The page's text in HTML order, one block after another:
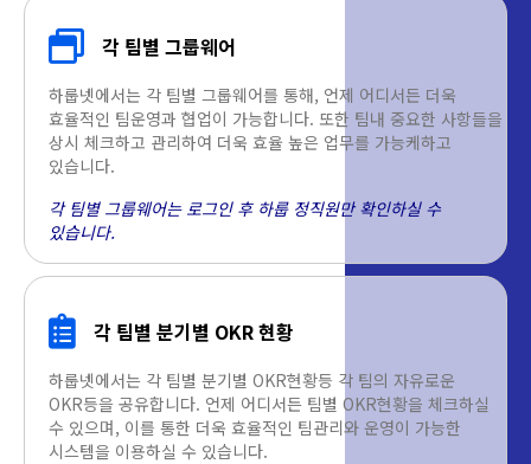
각 팀별 그룹웨어
하룹넷에서는 각 팀별 그룹웨어를 통해, 언제 어디서든 더욱
효율적인 팀운영과 협업이 가능합니다. 또한 팀내 중요한 사항들을
상시 체크하고 관리하여 더욱 효율 높은 업무를 가능케하고
있습니다.
각 팀별 그룹웨어는 로그인 후 하룹 정직원만 확인하실 수
있습니다.
각 팀별 분기별 OKR 현황
하룹넷에서는 각 팀별 분기별 OKR현황등 각 팀의 자유로운
OKR등을 공유합니다. 언제 어디서든 팀별 OKR현황을 체크하실
수 있으며, 이를 통한 더욱 효율적인 팀관리와 운영이 가능한
시스템을 이용하실 수 있습니다.